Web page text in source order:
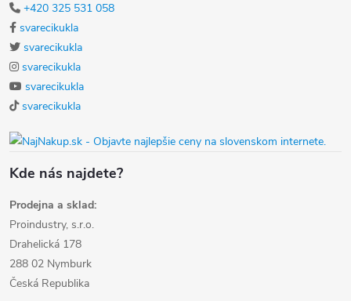
+420 325 531 058
svarecikukla
svarecikukla
svarecikukla
svarecikukla
svarecikukla
Kde nás najdete?
Prodejna a sklad:
Proindustry, s.r.o.
Drahelická 178
288 02 Nymburk
Česká Republika